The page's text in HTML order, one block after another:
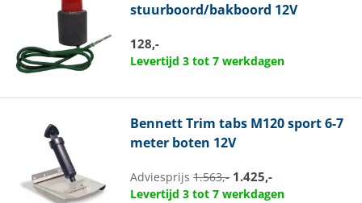
stuurboord/bakboord 12V
128,-
Levertijd 3 tot 7 werkdagen
BennettTrim tabs M120 sport 6-7
meter boten 12V
Adviesprijs1.563,- 1.425,-
Levertijd 3 tot 7 werkdagen